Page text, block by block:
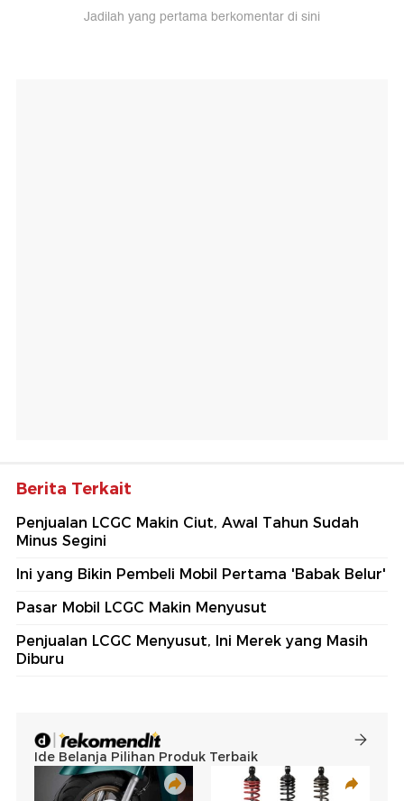
Jadilah yang pertama berkomentar di sini
Berita Terkait
Penjualan LCGC Makin Ciut, Awal Tahun Sudah
Minus Segini
Ini yang Bikin Pembeli Mobil Pertama 'Babak Belur'
Pasar Mobil LCGC Makin Menyusut
Penjualan LCGC Menyusut, Ini Merek yang Masih
Diburu